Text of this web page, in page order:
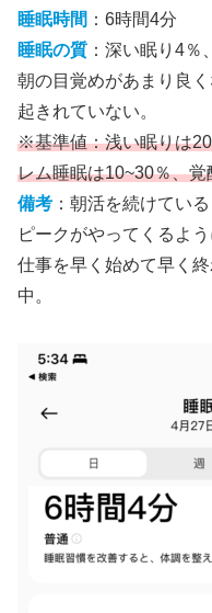
睡眠時間 ：6時間4分
睡眠の質 ：深い眠り4％
朝の目覚めがあまり良
起きれていない。
※基準値：浅い眠りは
レム睡眠は10~30％、覚
備考 ：朝活を続けてい
ピークがやってくるよう
仕事を早く始めて早く
中。